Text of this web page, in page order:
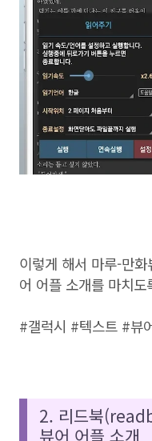
이렇게 해서 마루-만
어 어플 소개를 마치도
#갤럭시 #텍스트 #뷰
2. 리드북
뷰어 어플 소개